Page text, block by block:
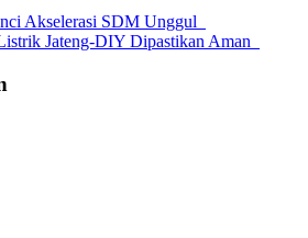
Akselerasi SDM Unggul
Jateng-DIY Dipastikan Aman